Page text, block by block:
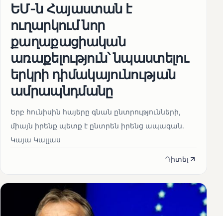
ԵՄ-ն Հայաստան է
ուղարկում նոր
քաղաքացիական
առաքելություն՝ նպաստելու
երկրի դիմակայունության
ամրապնդմանը
Երբ հունիսին հայերը գնան ընտրությունների,
միայն իրենք պետք է ընտրեն իրենց ապագան.
Կայա Կալլաս
Դիտել